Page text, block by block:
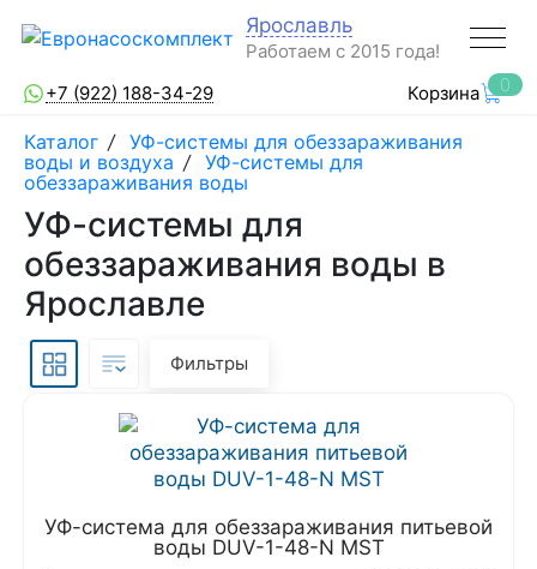
Ярославль
Работаем с 2015 года!
+7 (922) 188-34-29
Корзина 0
Каталог / УФ-системы для обеззараживания
воды и воздуха / УФ-системы для
обеззараживания воды
УФ-системы для
обеззараживания воды в
Ярославле
Фильтры
УФ-система для обеззараживания питьевой
воды DUV-1-48-N MST